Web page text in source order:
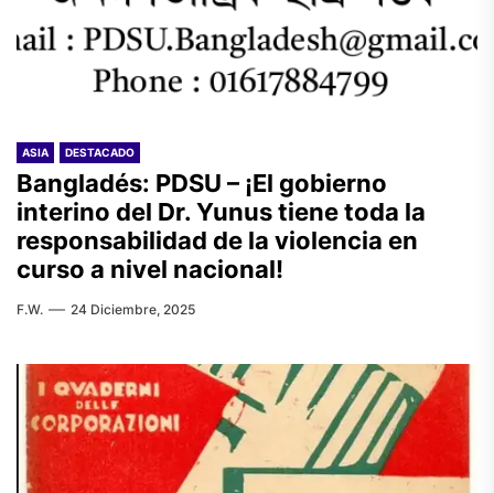
ASIA DESTACADO
Bangladés: PDSU – ¡El gobierno
interino del Dr. Yunus tiene toda la
responsabilidad de la violencia en
curso a nivel nacional!
F.W. 24 Diciembre, 2025